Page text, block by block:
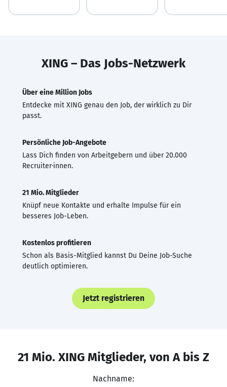
XING – Das Jobs-Netzwerk
Über eine Million Jobs
Entdecke mit XING genau den Job, der wirklich zu Dir
passt.
Persönliche Job-Angebote
Lass Dich finden von Arbeitgebern und über 20.000
Recruiter·innen.
21 Mio. Mitglieder
Knüpf neue Kontakte und erhalte Impulse für ein
besseres Job-Leben.
Kostenlos profitieren
Schon als Basis-Mitglied kannst Du Deine Job-Suche
deutlich optimieren.
Jetzt registrieren
21 Mio. XING Mitglieder, von A bis Z
Nachname: